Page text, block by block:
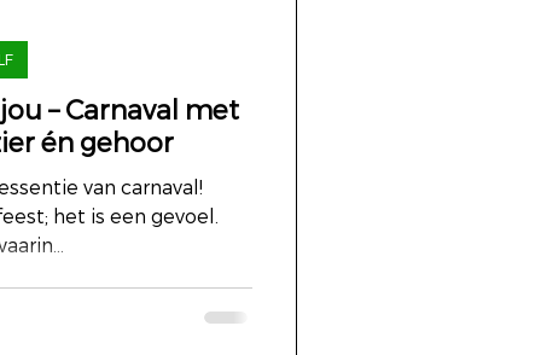
– Carnaval met
én gehoor
van carnaval!
het is een gevoel.